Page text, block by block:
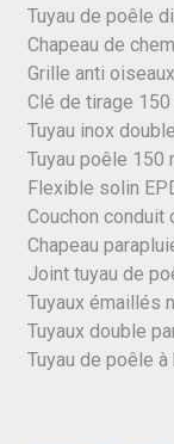
Tuyau de poêle
Chapeau de
Grille anti oiseaux
Clé de tirage 150
Tuyau inox
Tuyau poêle 150
Flexible solin
Couchon conduit
Chapeau
Joint tuyau de
Tuyaux émaillés
Tuyaux double
Tuyau de poêle